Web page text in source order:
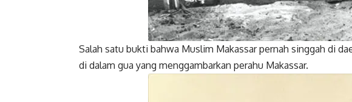
Salah satu bukti bahwa Muslim Makassar pernah singgah di
di dalam gua yang menggambarkan perahu Makassar.